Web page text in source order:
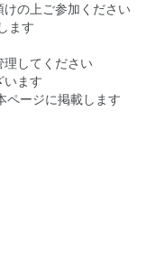
の上ご参加ください
ます
理してください
います
ページに掲載します